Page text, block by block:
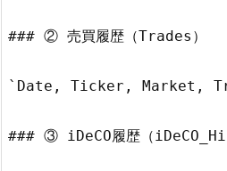
### ② 売買履歴（Trades）
`Date, Ticker, Market,
### ③ iDeCO履歴（